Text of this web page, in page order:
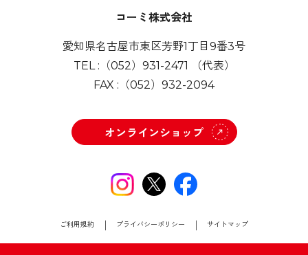
コーミ株式会社
愛知県名古屋市東区芳野1丁目9番3号
TEL : （052）931-2471
（代表）
FAX : （052）932-2094
オンラインショップ
ご利用規約 プライバシーポリシー サイトマップ